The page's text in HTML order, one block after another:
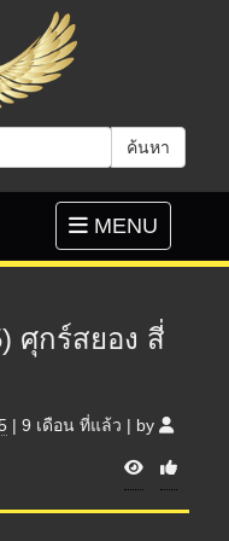
ค้นหา
Toggle
navigation
MENU
ศุกร์สยอง สี่
| 9 เดือน ที่แล้ว | by
V
i